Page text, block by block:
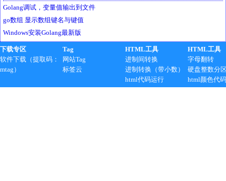
Golang调试，变量值输出到文件
go数组 显示数组键名与键值
Windows安装Golang最新版
下载专区
软件下载（提取码：
mtag）
Tag
网站Tag
标签云
HTML工具
进制间转换
进制转换（带小数）
html代码运行
HTML工具
字母翻转
硬盘整数分
html颜色代码